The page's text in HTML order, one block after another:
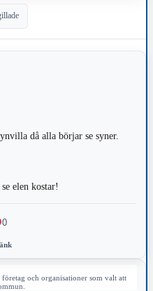
då alla börjar se syner.
elen kostar!
0
och organisationer som valt att